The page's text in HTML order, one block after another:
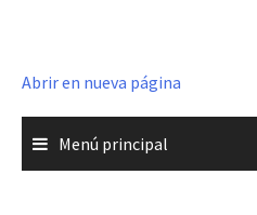
Abrir en nueva página
Menú principal